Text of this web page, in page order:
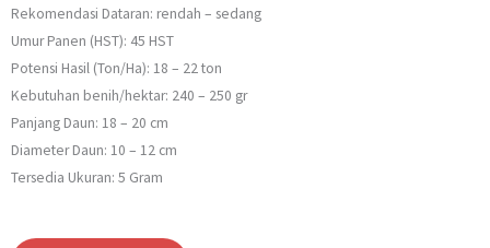
Rekomendasi Dataran: rendah – sedang
Umur Panen (HST): 45 HST
Potensi Hasil (Ton/Ha): 18 – 22 ton
Kebutuhan benih/hektar: 240 – 250 gr
Panjang Daun: 18 – 20 cm
Diameter Daun: 10 – 12 cm
Tersedia Ukuran: 5 Gram